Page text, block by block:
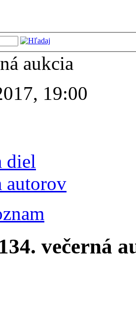
aukcia
19:00
diel
autorov
večerná